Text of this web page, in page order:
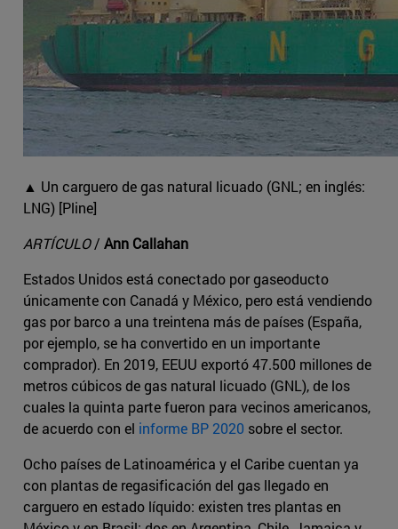
▲ Un carguero de gas natural licuado (GNL; en inglés:
LNG) [Pline]
ARTÍCULO/ Ann Callahan
Estados Unidos está conectado por gaseoducto
únicamente con Canadá y México, pero está vendiendo
gas por barco a una treintena más de países (España,
por ejemplo, se ha convertido en un importante
comprador). En 2019, EEUU exportó 47.500 millones de
metros cúbicos de gas natural licuado (GNL), de los
cuales la quinta parte fueron para vecinos americanos,
de acuerdo con el informe BP 2020 sobre el sector.
Ocho países de Latinoamérica y el Caribe cuentan ya
con plantas de regasificación del gas llegado en
carguero en estado líquido: existen tres plantas en